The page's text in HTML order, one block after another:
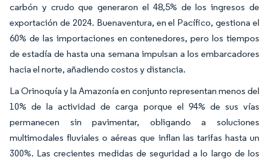
carbón y crudo que generaron el 48,5% de los ingresos de
exportación de 2024. Buenaventura, en el Pacífico, gestiona el
60% de las importaciones en contenedores, pero los tiempos
de estadía de hasta una semana impulsan a los embarcadores
hacia el norte, añadiendo costos y distancia.
La Orinoquía y la Amazonía en conjunto representan menos del
10% de la actividad de carga porque el 94% de sus vías
permanecen sin pavimentar, obligando a soluciones
multimodales fluviales o aéreas que inflan las tarifas hasta un
300%. Las crecientes medidas de seguridad a lo largo de los